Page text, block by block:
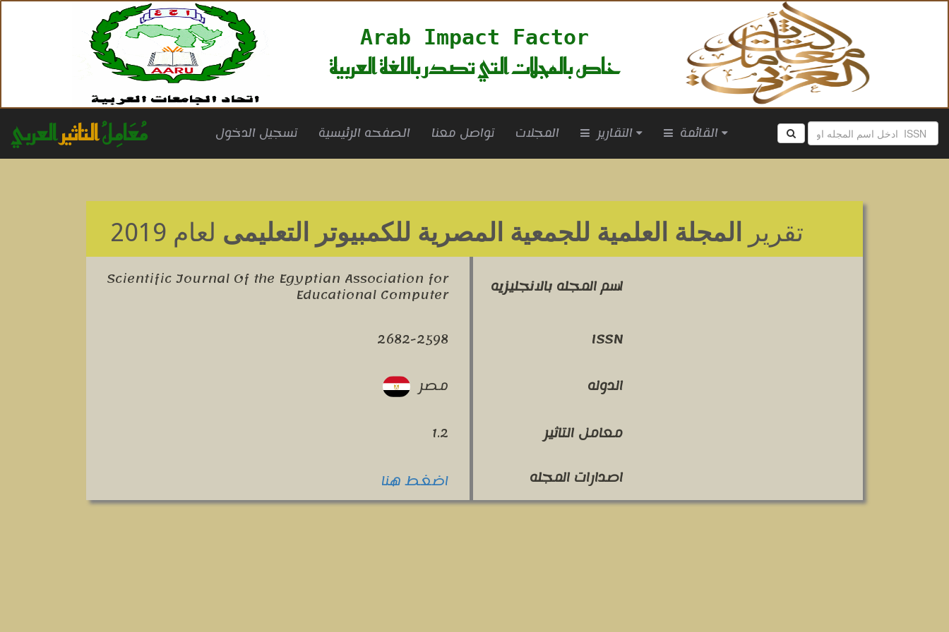
Arab Impact Factor
خاص بالمجلات التي تصدر باللغة العربية
مُعَامِلُالتاثيرالعربي تسجيل الدخول الصفحه الرئيسية تواصل معنا المجلات التقارير القائمة
تقرير المجلة العلمیة للجمعیة المصریة للکمبیوتر التعلیمی لعام 2019
اسم المجله بالانجليزيه Scientific Journal Of the Egyptian Association for
Educational Computer
ISSN
2682-2598
الدوله
مصر
معامل التاثير
1.2
اصدارات المجله
اضغط هنا